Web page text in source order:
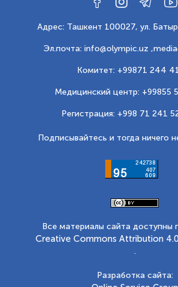
Адрес: Ташкент 100027, ул.
Эл.почта: info@olympic.uz ,
Комитет: +99871 244
Медицинский центр: +99855
Регистрация: +998 71 241
Подписывайтесь и тогда ничего
Все материалы сайта доступны
Creative Commons Attribution
.
Разработка сайта: